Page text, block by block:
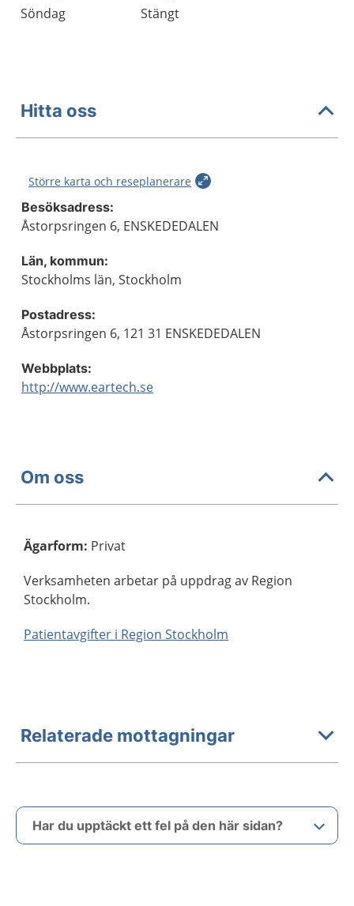
Söndag
Stängt
Hitta oss
Större karta och reseplanerare
Besöksadress:
Åstorpsringen 6, ENSKEDEDALEN
Län, kommun:
Stockholms län, Stockholm
Postadress:
Åstorpsringen 6, 121 31 ENSKEDEDALEN
Webbplats:
http://www.eartech.se
Om oss
Ägarform: Privat
Verksamheten arbetar på uppdrag av Region
Stockholm.
Patientavgifter i Region Stockholm
Relaterade mottagningar
Har du upptäckt ett fel på den här sidan?